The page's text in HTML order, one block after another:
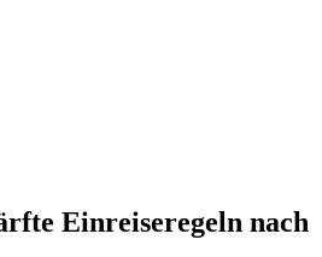
Einreiseregeln nach